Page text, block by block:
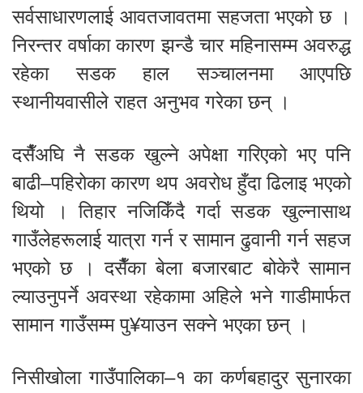
सर्वसाधारणलाई आवतजावतमा सहजता भएको छ ।
निरन्तर वर्षाका कारण झन्डै चार महिनासम्म अवरुद्ध
रहेका सडक हाल सञ्चालनमा आएपछि
स्थानीयवासीले राहत अनुभव गरेका छन् ।
दसैँअघि नै सडक खुल्ने अपेक्षा गरिएको भए पनि
बाढी–पहिरोका कारण थप अवरोध हुँदा ढिलाइ भएको
थियो । तिहार नजिकिँदै गर्दा सडक खुल्नासाथ
गाउँलेहरूलाई यात्रा गर्न र सामान ढुवानी गर्न सहज
भएको छ । दसैँका बेला बजारबाट बोकेरै सामान
ल्याउनुपर्ने अवस्था रहेकामा अहिले भने गाडीमार्फत
सामान गाउँसम्म पु¥याउन सक्ने भएका छन् ।
निसीखोला गाउँपालिका–१ का कर्णबहादुर सुनारका